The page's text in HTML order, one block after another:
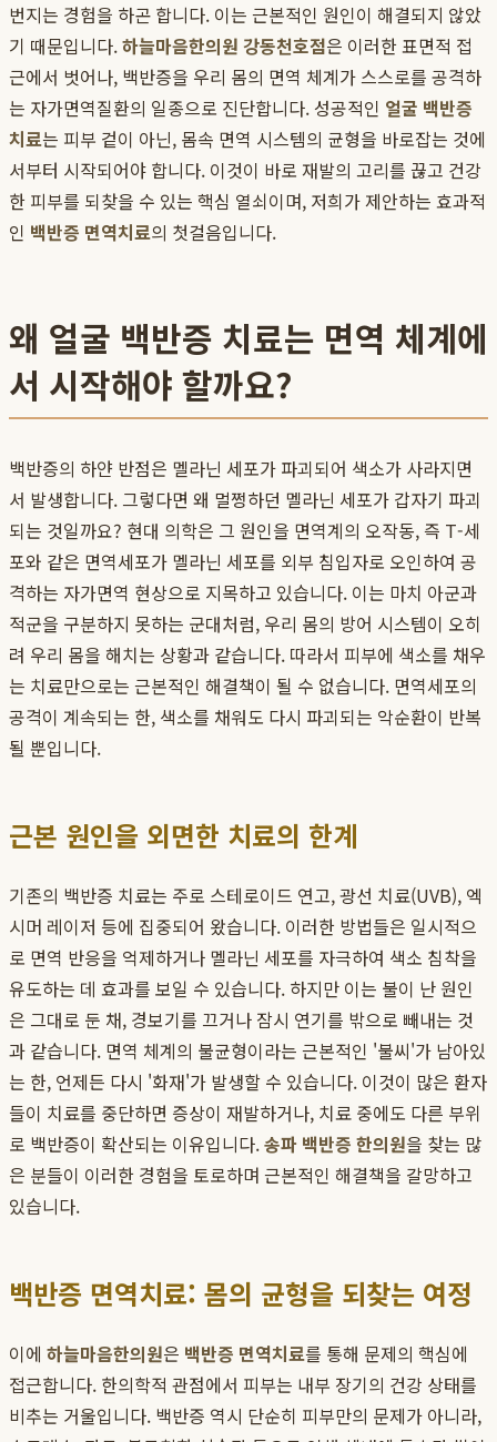
번지는 경험을 하곤 합니다. 이는 근본적인 원인이 해결되지 않았
기 때문입니다.하늘마음한의원 강동천호점은 이러한 표면적 접
근에서 벗어나, 백반증을 우리 몸의 면역 체계가 스스로를 공격하
는 자가면역질환의 일종으로 진단합니다. 성공적인 얼굴 백반증
치료는 피부 겉이 아닌, 몸속 면역 시스템의 균형을 바로잡는 것에
서부터 시작되어야 합니다. 이것이 바로 재발의 고리를 끊고 건강
한 피부를 되찾을 수 있는 핵심 열쇠이며, 저희가 제안하는 효과적
인 백반증 면역치료의 첫걸음입니다.
왜 얼굴 백반증 치료는 면역 체계에
서 시작해야 할까요?
백반증의 하얀 반점은 멜라닌 세포가 파괴되어 색소가 사라지면
서 발생합니다. 그렇다면 왜 멀쩡하던 멜라닌 세포가 갑자기 파괴
되는 것일까요? 현대 의학은 그 원인을 면역계의 오작동, 즉 T-세
포와 같은 면역세포가 멜라닌 세포를 외부 침입자로 오인하여 공
격하는 자가면역 현상으로 지목하고 있습니다. 이는 마치 아군과
적군을 구분하지 못하는 군대처럼, 우리 몸의 방어 시스템이 오히
려 우리 몸을 해치는 상황과 같습니다. 따라서 피부에 색소를 채우
는 치료만으로는 근본적인 해결책이 될 수 없습니다. 면역세포의
공격이 계속되는 한, 색소를 채워도 다시 파괴되는 악순환이 반복
될 뿐입니다.
근본 원인을 외면한 치료의 한계
기존의 백반증 치료는 주로 스테로이드 연고, 광선 치료(UVB), 엑
시머 레이저 등에 집중되어 왔습니다. 이러한 방법들은 일시적으
로 면역 반응을 억제하거나 멜라닌 세포를 자극하여 색소 침착을
유도하는 데 효과를 보일 수 있습니다. 하지만 이는 불이 난 원인
은 그대로 둔 채, 경보기를 끄거나 잠시 연기를 밖으로 빼내는 것
과 같습니다. 면역 체계의 불균형이라는 근본적인 '불씨'가 남아있
는 한, 언제든 다시 '화재'가 발생할 수 있습니다. 이것이 많은 환자
들이 치료를 중단하면 증상이 재발하거나, 치료 중에도 다른 부위
로 백반증이 확산되는 이유입니다.송파 백반증 한의원을 찾는 많
은 분들이 이러한 경험을 토로하며 근본적인 해결책을 갈망하고
있습니다.
백반증 면역치료: 몸의 균형을 되찾는 여정
이에 하늘마음한의원은 백반증 면역치료를 통해 문제의 핵심에
접근합니다. 한의학적 관점에서 피부는 내부 장기의 건강 상태를
비추는 거울입니다. 백반증 역시 단순히 피부만의 문제가 아니라,